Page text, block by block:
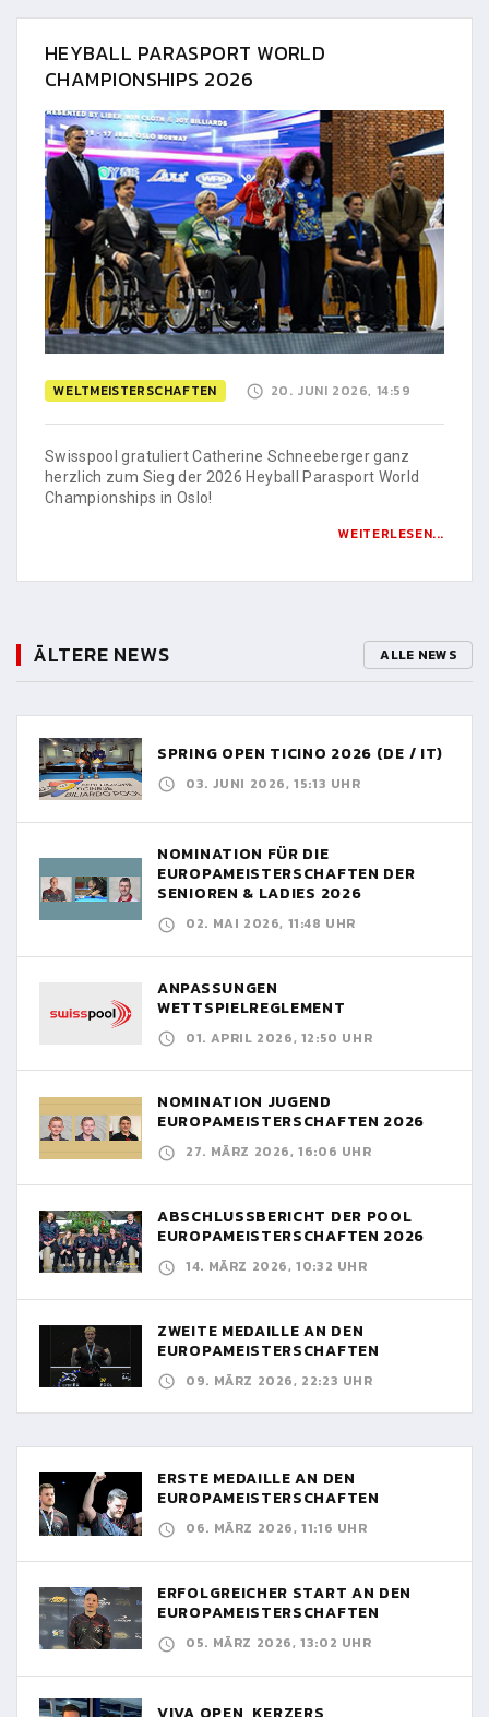
HEYBALL PARASPORT WORLD
CHAMPIONSHIPS 2026
WELTMEISTERSCHAFTEN 20. JUNI 2026, 14:59
Swisspool gratuliert Catherine Schneeberger ganz
herzlich zum Sieg der 2026 Heyball Parasport World
Championships in Oslo!
WEITERLESEN...
ÄLTERE NEWS ALLE NEWS
SPRING OPEN TICINO 2026 (DE / IT)
03. JUNI 2026, 15:13 UHR
NOMINATION FÜR DIE
EUROPAMEISTERSCHAFTEN DER
SENIOREN & LADIES 2026
02. MAI 2026, 11:48 UHR
ANPASSUNGEN
WETTSPIELREGLEMENT
01. APRIL 2026, 12:50 UHR
NOMINATION JUGEND
EUROPAMEISTERSCHAFTEN 2026
27. MÄRZ 2026, 16:06 UHR
ABSCHLUSSBERICHT DER POOL
EUROPAMEISTERSCHAFTEN 2026
14. MÄRZ 2026, 10:32 UHR
ZWEITE MEDAILLE AN DEN
EUROPAMEISTERSCHAFTEN
09. MÄRZ 2026, 22:23 UHR
ERSTE MEDAILLE AN DEN
EUROPAMEISTERSCHAFTEN
06. MÄRZ 2026, 11:16 UHR
ERFOLGREICHER START AN DEN
EUROPAMEISTERSCHAFTEN
05. MÄRZ 2026, 13:02 UHR